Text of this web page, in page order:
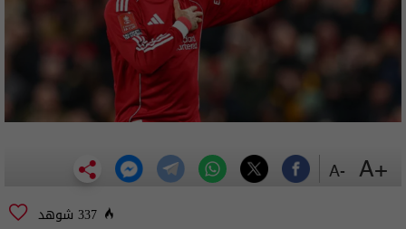
337 شوهد
+A
-A